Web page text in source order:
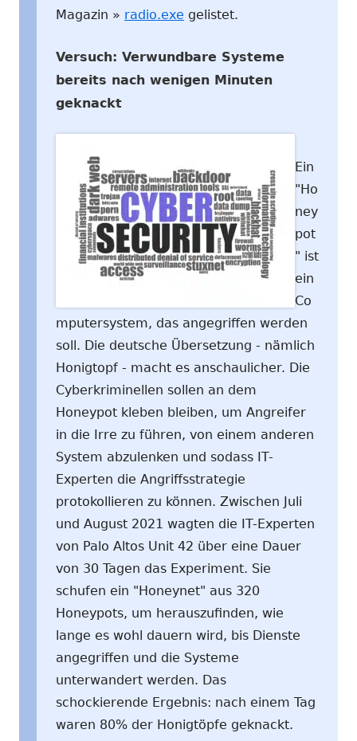
Magazin » radio.exe gelistet.
Versuch: Verwundbare Systeme
bereits nach wenigen Minuten
geknackt
Ein
"Ho
ney
pot
" ist
ein
Co
mputersystem, das angegriffen werden
soll. Die deutsche Übersetzung - nämlich
Honigtopf - macht es anschaulicher. Die
Cyberkriminellen sollen an dem
Honeypot kleben bleiben, um Angreifer
in die Irre zu führen, von einem anderen
System abzulenken und sodass IT-
Experten die Angriffsstrategie
protokollieren zu können. Zwischen Juli
und August 2021 wagten die IT-Experten
von Palo Altos Unit 42 über eine Dauer
von 30 Tagen das Experiment. Sie
schufen ein "Honeynet" aus 320
Honeypots, um herauszufinden, wie
lange es wohl dauern wird, bis Dienste
angegriffen und die Systeme
unterwandert werden. Das
schockierende Ergebnis: nach einem Tag
waren 80% der Honigtöpfe geknackt.